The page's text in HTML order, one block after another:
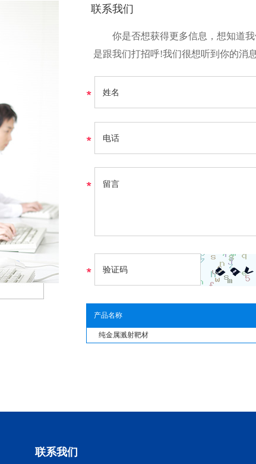
联系我们
你是否想获得更多信息，想知道
是跟我们打招呼!我们很想听到你的消
产品名称
纯金属溅射靶材
联系我们